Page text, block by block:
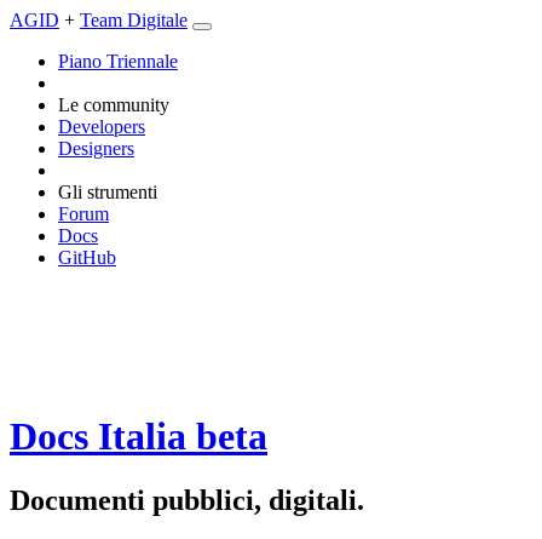
AGID + Team Digitale
Piano Triennale
Le community
Developers
Designers
Gli strumenti
Forum
Docs
GitHub
Docs Italia beta
Documenti pubblici, digitali.